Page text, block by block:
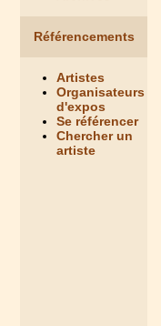
Référencements
Artistes
Organisateurs
d'expos
Se référencer
Chercher un
artiste